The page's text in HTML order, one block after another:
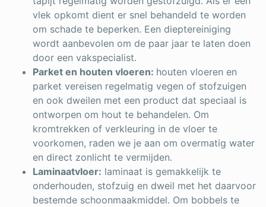
vlek opkomt dient er snel behandeld te worden
om schade te beperken. Een dieptereiniging
wordt aanbevolen om de paar jaar te laten doen
door een vakspecialist.
Parket en houten vloeren: houten vloeren en
parket vereisen regelmatig vegen of stofzuigen
en ook dweilen met een product dat speciaal is
ontworpen om hout te behandelen. Om
kromtrekken of verkleuring in de vloer te
voorkomen, raden we je aan om overmatig water
en direct zonlicht te vermijden.
Laminaatvloer: laminaat is gemakkelijk te
onderhouden, stofzuig en dweil met het daarvoor
bestemde schoonmaakmiddel. Om bobbels te